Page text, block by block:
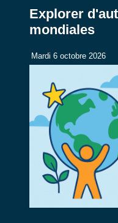
Explorer
mondiales
Mardi 6 octobre 2026